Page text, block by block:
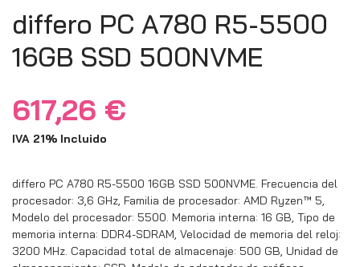
differo PC A780 R5-5500
16GB SSD 500NVME
617,26 €
IVA 21% Incluido
differo PC A780 R5-5500 16GB SSD 500NVME. Frecuencia del
procesador: 3,6 GHz, Familia de procesador: AMD Ryzen™ 5,
Modelo del procesador: 5500. Memoria interna: 16 GB, Tipo de
memoria interna: DDR4-SDRAM, Velocidad de memoria del reloj:
3200 MHz. Capacidad total de almacenaje: 500 GB, Unidad de